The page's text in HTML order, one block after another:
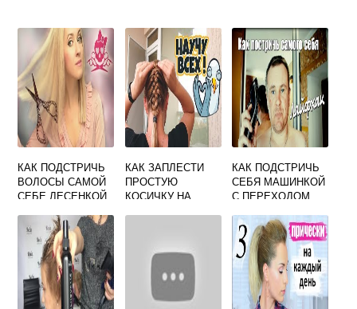
КАК ПОДСТРИЧЬ
ВОЛОСЫ САМОЙ
СЕБЕ ЛЕСЕНКОЙ
КАК ЗАПЛЕСТИ
ПРОСТУЮ
КОСИЧКУ НА
КАК ПОДСТРИЧЬ
СЕБЯ МАШИНКОЙ
С ПЕРЕХОДОМ